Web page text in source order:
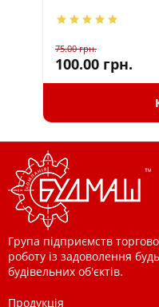
75.00грн.
100.00 грн.
Група підприємств
роботу із задоволення
будівельних об'єктів.
Продукція